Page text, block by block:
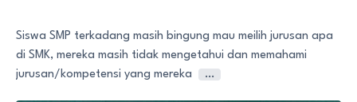
Siswa SMP terkadang masih bingung mau meilih jurusan apa
di SMK, mereka masih tidak mengetahui dan memahami
jurusan/kompetensi yang mereka
…